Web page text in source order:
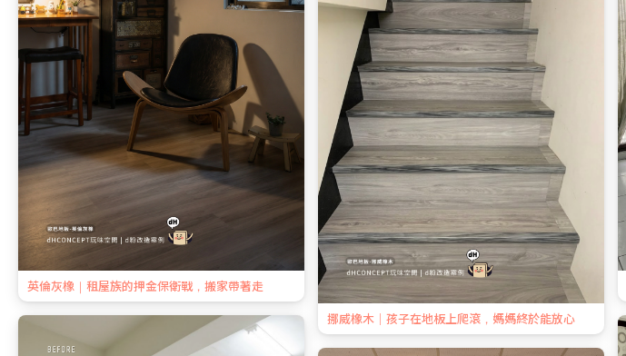
英倫灰橡｜租屋族的押金保衛戰，搬家帶著走
挪威橡木｜孩子在地板上爬滾，媽媽終於能放心